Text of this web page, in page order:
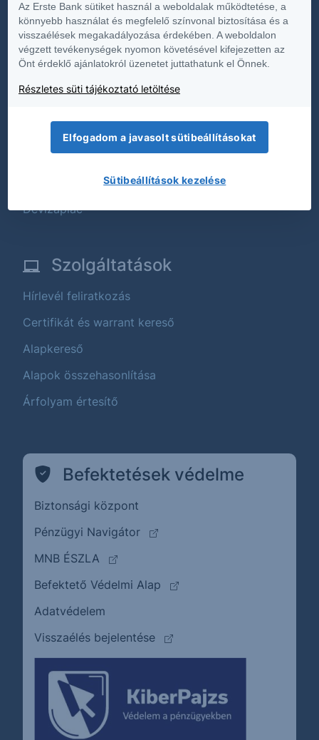
Fenntarthatóság
Termékek
Befektetési alapok
Strukturált értékpapírok
Devizapiac
Szolgáltatások
Hírlevél feliratkozás
Certifikát és warrant kereső
Alapkereső
Alapok összehasonlítása
Árfolyam értesítő
Befektetések védelme
Biztonsági központ
Pénzügyi Navigátor
(külső oldalra ugrik)
MNB ÉSZLA
(külső oldalra ugrik)
Befektető Védelmi Alap
(külső oldalra ugrik)
Adatvédelem
Visszaélés bejelentése
(külső oldalra ugrik)
Az Erste Bank sütiket használ a weboldalak működtetése, a
könnyebb használat és megfelelő színvonal biztosítása és a
visszaélések megakadályozása érdekében. A weboldalon
végzett tevékenységek nyomon követésével kifejezetten az
Önt érdeklő ajánlatokról üzenetet juttathatunk el Önnek.
Részletes süti tájékoztató letöltése
Elfogadom a javasolt sütibeállításokat
Sütibeállítások kezelése